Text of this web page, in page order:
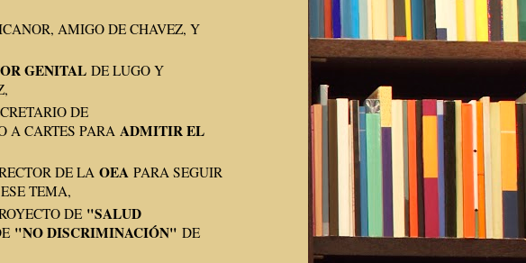
AMIGO DE CHAVEZ, Y
GENITALDE LUGO Y
DE
A CARTES PARA ADMITIR EL
DE LA OEAPARA SEGUIR
TEMA,
DE "SALUD
"NO DISCRIMINACIÓN" DE